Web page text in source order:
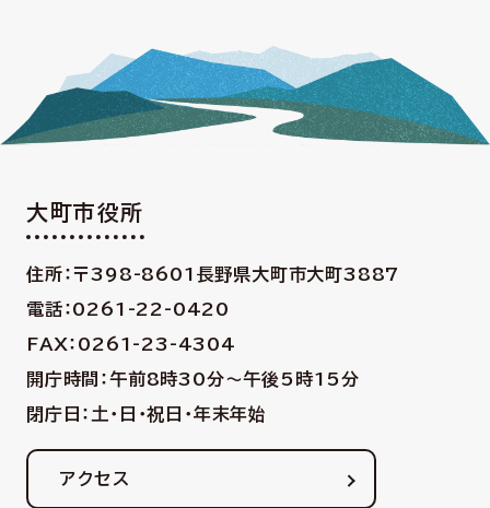
大町市役所
住所：〒398-8601 長野県大町市大町3887
電話：0261-22-0420
FAX：0261-23-4304
開庁時間：午前8時30分〜午後5時15分
閉庁日：土・日・祝日・年末年始
アクセス